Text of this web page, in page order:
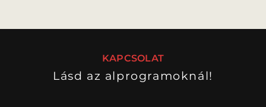
VIDEÓGALÉRIA JEGYVÁSÁRLÁS
HÍREK
KAPCSOLAT
Lásd az alprogramoknál!